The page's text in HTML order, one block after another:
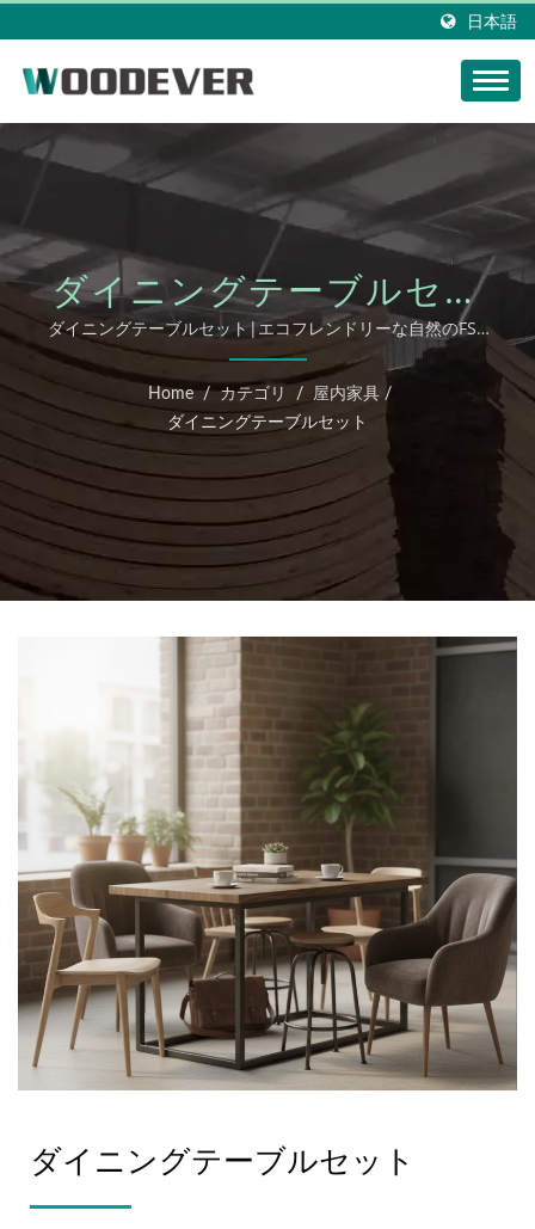
日本語
ダイニングテーブルセッ
ト
ダイニングテーブルセット|エコフレンドリーな自然のFSC
認証を受けたニットランプシェード、ベトナムのホームニッ
ティング製品工場、高い柔軟性のカスタマイズとワンストッ
プサービス。
Home / カテゴリ / 屋内家具 /
ダイニングテーブルセット
ダイニングテーブルセット